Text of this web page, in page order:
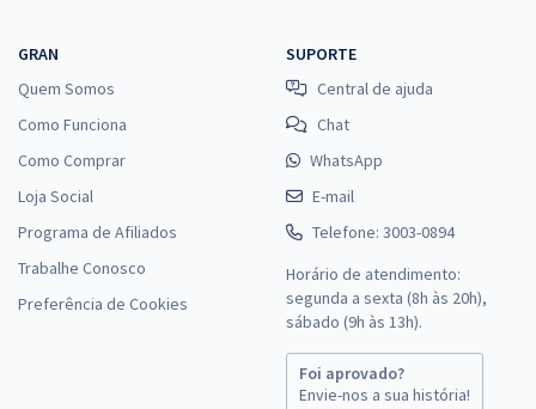
GRAN
Quem Somos
Como Funciona
Como Comprar
Loja Social
Programa de Afiliados
Trabalhe Conosco
Preferência de Cookies
SUPORTE
Central de ajuda
Chat
WhatsApp
E-mail
Telefone: 3003-0894
Horário de atendimento:
segunda a sexta (8h às 20h),
sábado (9h às 13h).
Foi aprovado?
Envie-nos a sua história!